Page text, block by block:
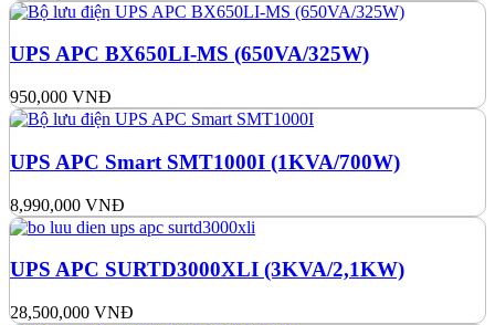
UPS APC BX650LI-MS (650VA/325W)
950,000 VNĐ
UPS APC Smart SMT1000I (1KVA/700W)
8,990,000 VNĐ
UPS APC SURTD3000XLI (3KVA/2,1KW)
28,500,000 VNĐ